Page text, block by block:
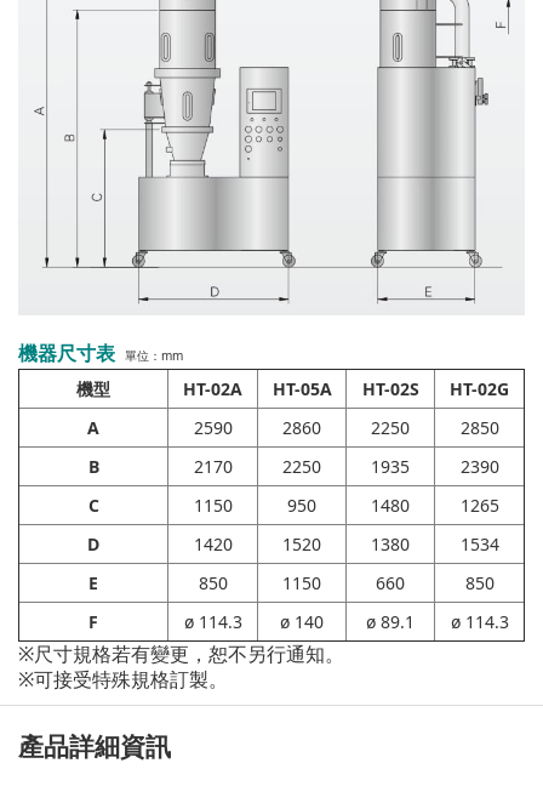
機器尺寸表 單位：mm
機型 HT-02A HT-05A HT-02S
HT-02G
A
2590 2860 2250
2850
B
2170 2250 1935
2390
C
1150 950 1480
1265
D
1420 1520 1380
1534
E
850 1150 660
850
F
ø 114.3 ø 140 ø 89.1 ø 114.3
※尺寸規格若有變更，恕不另行通知。
※可接受特殊規格訂製。
產品詳細資訊